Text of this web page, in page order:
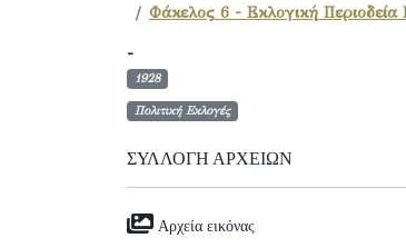
Φάκελος 6 - Εκλογική Περιοδεία
-
1928
Πολιτική Εκλογές
ΣΥΛΛΟΓΉ ΑΡΧΕΊΩΝ
Αρχεία εικόνας